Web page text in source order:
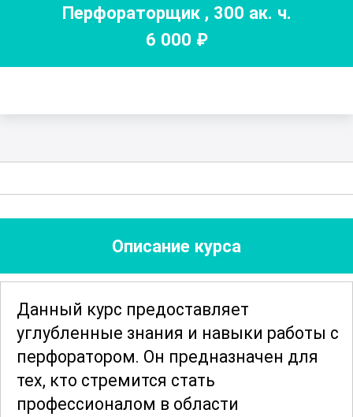
Перфораторщик , 300 ак. ч.
6 000 ₽
Описание курса
Данный курс предоставляет
углубленные знания и навыки работы с
перфоратором. Он предназначен для
тех, кто стремится стать
профессионалом в области